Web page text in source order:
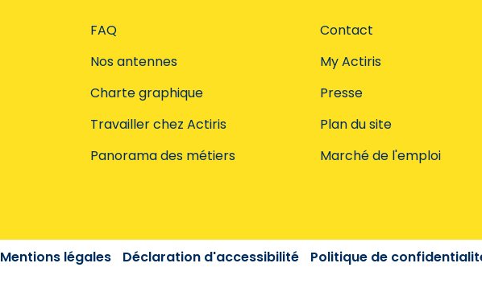
FAQ
Nos antennes
Charte graphique
Travailler chez Actiris
Panorama des métiers
Contact
My Actiris
Presse
Plan du site
Marché de l'emploi
Mentions légales Déclaration d'accessibilité Politique de